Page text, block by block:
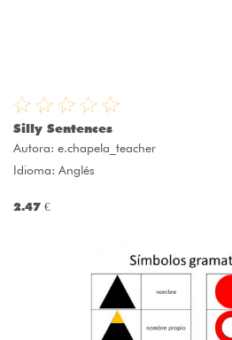
Silly Sentences
Autora: e.chapela_teacher
Idioma: Anglés
2.47 €